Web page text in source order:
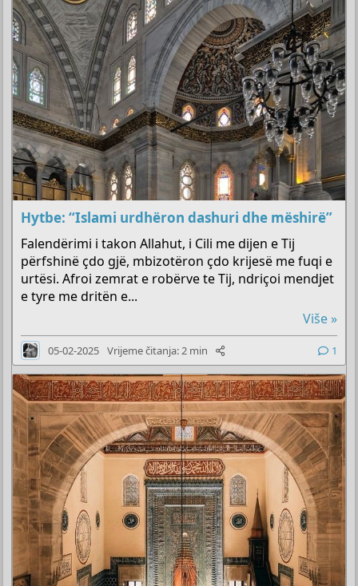
Hytbe: “Islami urdhëron dashuri dhe mëshirë”
Falendërimi i takon Allahut, i Cili me dijen e Tij
përfshinë çdo gjë, mbizotëron çdo krijesë me fuqi e
urtësi. Afroi zemrat e robërve te Tij, ndriçoi mendjet
e tyre me dritën e...
Više »
05-02-2025 Vrijeme čitanja: 2 min 1